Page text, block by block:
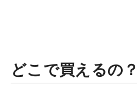
どこで買えるの？